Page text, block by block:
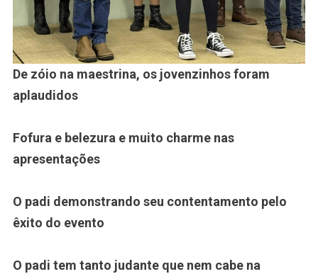
De zóio na maestrina, os jovenzinhos foram
aplaudidos
Fofura e belezura e muito charme nas
apresentações
O padi demonstrando seu contentamento pelo
êxito do evento
O padi tem tanto judante que nem cabe na